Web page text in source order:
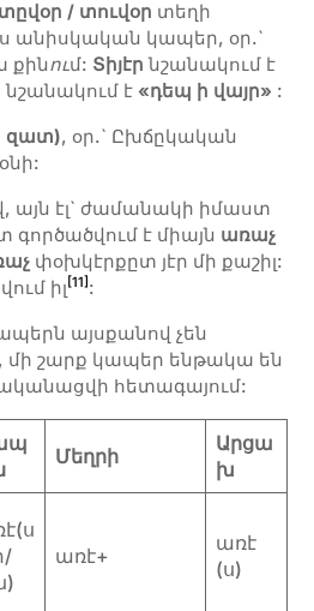
տըվօր / տուվօր տեղի
անիսկական կապեր, օր.`
քինում: Տիյէր նշանակում է
նշանակում է «դեպ ի վայր» :
զատ), օր.` Ըխճըկական
այն էլ` ժամանակի իմաստ
գործածվում է միայն առաչ
փօխկէրքըտ յէր մի քաշիլ:
իլ [11] :
այսքանով չեն
շարք կապեր ենթակա են
հետագայում:
Մեղրի
Արցա
խ
առէ+
առէ
(ս)